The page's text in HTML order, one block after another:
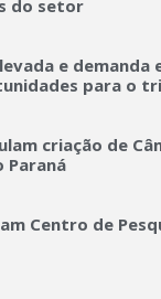
do setor
e demanda
para o
criação de
Paraná
Centro de